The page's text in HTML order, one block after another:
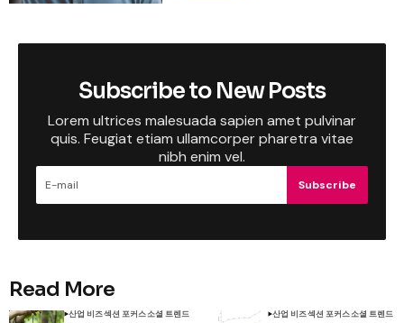
Subscribe to New Posts
Lorem ultrices malesuada sapien amet pulvinar
quis. Feugiat etiam ullamcorper pharetra vitae
nibh enim vel.
Subscribe
Read More
산업 비즈섹션 포커스소셜 트렌드 산업 비즈섹션 포커스소셜 트렌드